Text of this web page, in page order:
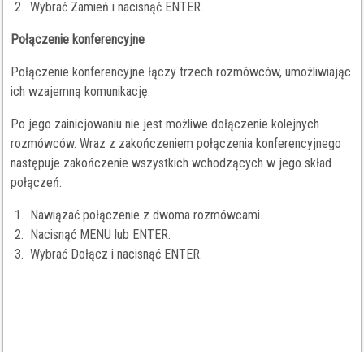
Wybrać Zamień i nacisnąć ENTER.
Połączenie konferencyjne
Połączenie konferencyjne łączy trzech rozmówców, umożliwiając
ich wzajemną komunikację.
Po jego zainicjowaniu nie jest możliwe dołączenie kolejnych
rozmówców. Wraz z zakończeniem połączenia konferencyjnego
następuje zakończenie wszystkich wchodzących w jego skład
połączeń.
Nawiązać połączenie z dwoma rozmówcami.
Nacisnąć MENU lub ENTER.
Wybrać Dołącz i nacisnąć ENTER.